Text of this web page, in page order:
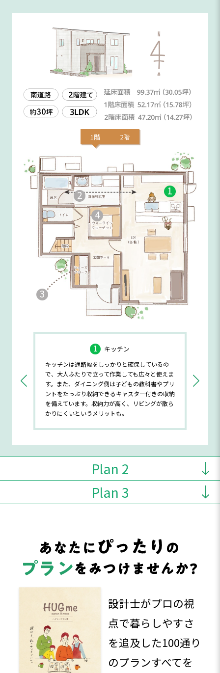
1階 2階
えば、家
1 キッチン
キッチンは通路幅をしっかりと確保しているの
で、大人ふたりで立って作業しても広々と使えま
す。また、ダイニング側は子どもの教科書やプリ
ントをたっぷり収納できるキャスター付きの収納
を備えています。収納力が高く、リビングが散ら
かりにくいというメリットも。
水回りが
クに掃除
Plan 2
Plan 3
設計士がプロの視
点で暮らしやすさ
を追及した100通り
のプランすべてを